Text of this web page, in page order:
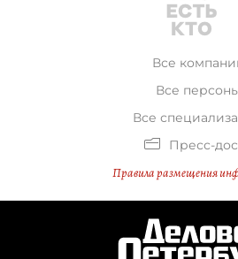
Все
Все
Все
Пресс-
Правила размещения